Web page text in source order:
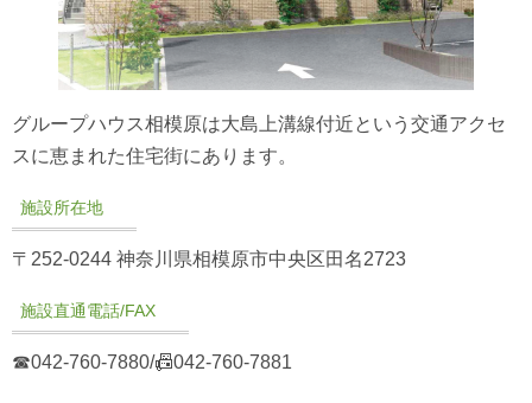
グループハウス相模原は大島上溝線付近という交通アクセ
スに恵まれた住宅街にあります。
施設所在地
〒252-0244 神奈川県相模原市中央区田名2723
施設直通電話/FAX
☎042-760-7880/📠042-760-7881